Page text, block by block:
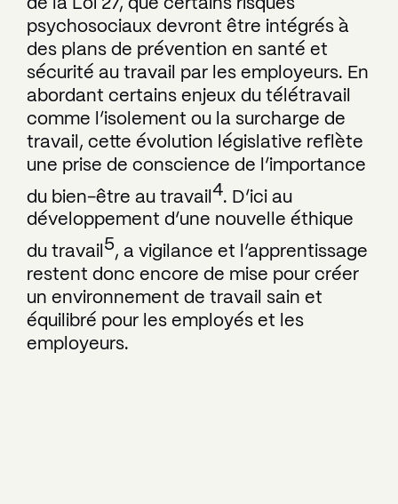
de la Loi 27, que certains risques
psychosociaux devront être intégrés à
des plans de prévention en santé et
sécurité au travail par les employeurs. En
abordant certains enjeux du télétravail
comme l’isolement ou la surcharge de
travail, cette évolution législative reflète
une prise de conscience de l’importance
du bien-être au travail 4. D’ici au
développement d’une nouvelle éthique
du travail 5, a vigilance et l’apprentissage
restent donc encore de mise pour créer
un environnement de travail sain et
équilibré pour les employés et les
employeurs.